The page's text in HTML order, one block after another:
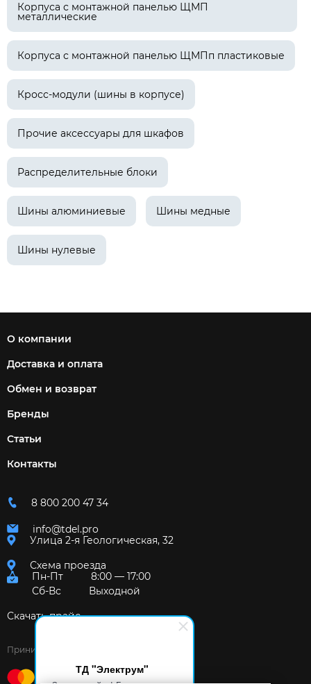
ТД "Электрум"
Корпуса с монтажной панелью ЩМП
металлические
Корпуса с монтажной панелью ЩМПп пластиковые
Кросс-модули (шины в корпусе)
Прочие аксессуары для шкафов
Распределительные блоки
Шины алюминиевые Шины медные
Шины нулевые
О компании
Доставка и оплата
Обмен и возврат
Бренды
Статьи
Контакты
8 800 200 47 34
info@tdel.pro
Улица 2-я Геологическая, 32
Схема проезда
Пн-Пт
8:00 — 17:00
Сб-Вс
Выходной
Скачать прайс
Принимаем к оплате: